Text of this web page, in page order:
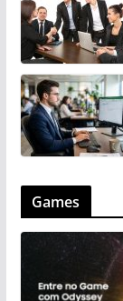
Games